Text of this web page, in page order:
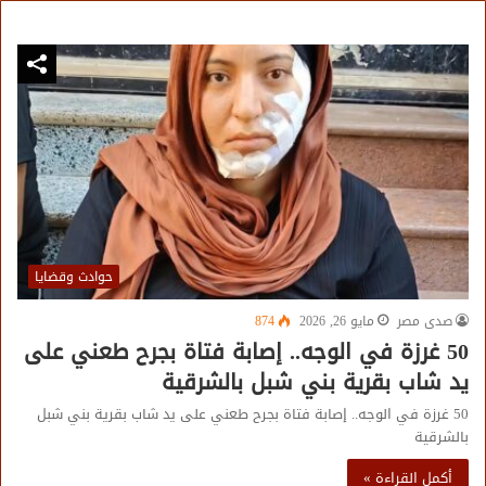
حوادث وقضايا
صدى مصر
مايو 26, 2026 874
50 غرزة في الوجه.. إصابة فتاة بجرح طعني على
يد شاب بقرية بني شبل بالشرقية
50 غرزة في الوجه.. إصابة فتاة بجرح طعني على يد شاب بقرية بني شبل
بالشرقية
أكمل القراءة »